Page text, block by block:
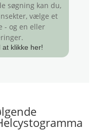
søgning kan du,
vælge et
- og en eller
klikke her!